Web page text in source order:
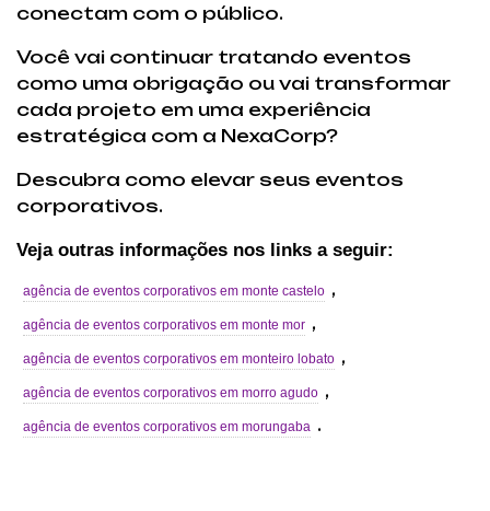
conectam com o público.
Você vai continuar tratando eventos
como uma obrigação ou vai transformar
cada projeto em uma experiência
estratégica com a NexaCorp?
Descubra como elevar seus eventos
corporativos.
Veja outras informações nos links a seguir:
agência de eventos corporativos em monte castelo ,
agência de eventos corporativos em monte mor ,
agência de eventos corporativos em monteiro lobato ,
agência de eventos corporativos em morro agudo ,
agência de eventos corporativos em morungaba .